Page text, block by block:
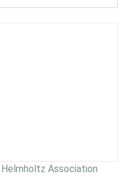
Association